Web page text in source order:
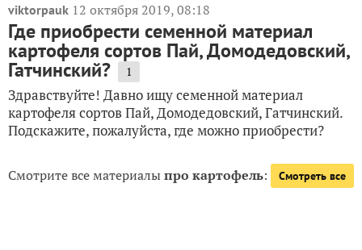
viktorpauk 12 октября 2019, 08:18
Где приобрести семенной материал
картофеля сортов Пай, Домодедовский,
Гатчинский? 1
Здравствуйте! Давно ищу семенной материал
картофеля сортов Пай, Домодедовский, Гатчинский.
Подскажите, пожалуйста, где можно приобрести?
Смотрите все материалыпро картофель: Смотреть все